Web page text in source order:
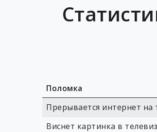
Поломка
Прерывается интернет на
Виснет картинка в